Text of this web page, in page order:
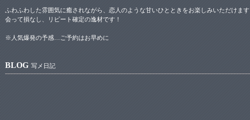
ふわふわした雰囲気に癒されながら、恋人のような甘いひとときをお楽しみいただけます
会って損なし、リピート確定の逸材です！
※人気爆発の予感…ご予約はお早めに
BLOG 写メ日記